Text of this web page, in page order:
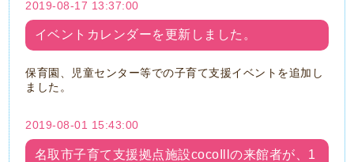
2019-08-17 13:37:00
イベントカレンダーを更新しました。
保育園、児童センター等での子育て支援イベントを追加し
ました。
2019-08-01 15:43:00
名取市子育て支援拠点施設cocoIllの来館者が、1